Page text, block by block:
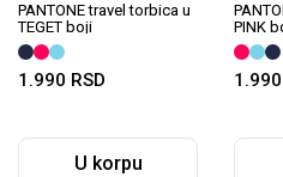
PANTONE travel torbica u
TEGET boji
1.990 RSD
U korpu
PINK
1.990